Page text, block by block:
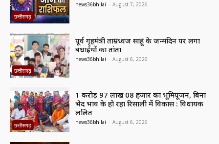
छत्तीसगढ़
news36bhilai - August 7, 2026
छत्तीसगढ़
पूर्व गृहमंत्री ताम्रध्वज साहू के जन्मदिन पर लगा
बधाईयों का तांता
news36bhilai - August 6, 2026
छत्तीसगढ़
1 करोड़ 97 लाख 08 हजार का भूमिपूजन, बिना
भेद भाव के हो रहा रिसाली में विकास : विधायक
ललित
news36bhilai - August 6, 2026